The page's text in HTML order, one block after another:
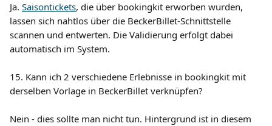
Ja. Saisontickets, die über bookingkit erworben wurden,
lassen sich nahtlos über die BeckerBillet-Schnittstelle
scannen und entwerten. Die Validierung erfolgt dabei
automatisch im System.
15. Kann ich 2 verschiedene Erlebnisse in bookingkit mit
derselben Vorlage in BeckerBillet verknüpfen?
Nein - dies sollte man nicht tun. Hintergrund ist in diesem